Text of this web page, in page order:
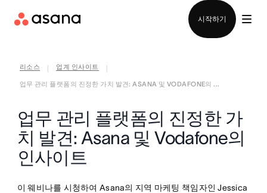
시작하기
리소스 업계 인사이트
업무 관리 플랫폼의 진정한 가치 발견: ASANA 및 VODAFONE의 ...
업무 관리 플랫폼의 진정한 가
치 발견: Asana 및 Vodafone의
인사이트
이 웨비나를 시청하여 Asana의 지역 마케팅 책임자인 Jessica